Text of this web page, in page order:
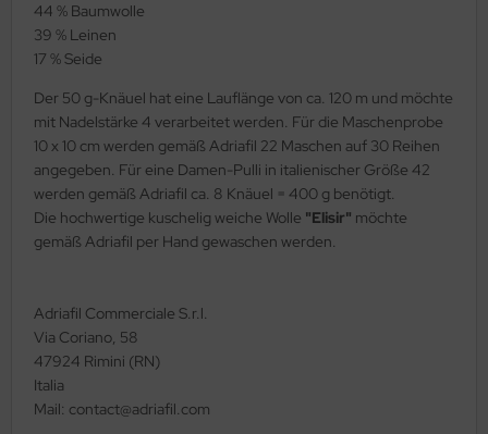
44 % Baumwolle
39 % Leinen
17 % Seide
Der 50 g-Knäuel hat eine Lauflänge von ca. 120 m und möchte
mit Nadelstärke 4 verarbeitet werden. Für die Maschenprobe
10 x 10 cm werden gemäß Adriafil 22 Maschen auf 30 Reihen
angegeben. Für eine Damen-Pulli in italienischer Größe 42
werden gemäß Adriafil ca. 8 Knäuel = 400 g benötigt.
Die hochwertige kuschelig weiche Wolle "Elisir" möchte
gemäß Adriafil per Hand gewaschen werden.
Adriafil Commerciale S.r.l.
Via Coriano, 58
47924 Rimini (RN)
Italia
Mail: contact@adriafil.com